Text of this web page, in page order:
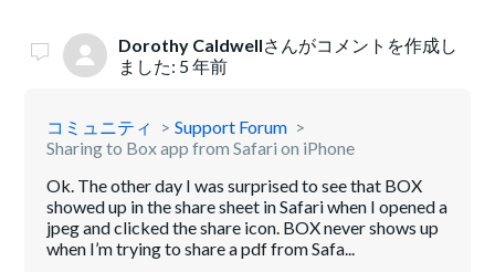
Dorothy Caldwellさんがコメントを作成し
ました: 5 年前
コミュニティ
Support Forum
Sharing to Box app from Safari on iPhone
Ok. The other day I was surprised to see that BOX
showed up in the share sheet in Safari when I opened a
jpeg and clicked the share icon. BOX never shows up
when I’m trying to share a pdf from Safa...